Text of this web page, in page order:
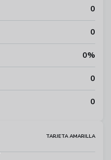
0
0
0%
0
0
TARJETA AMARILLA